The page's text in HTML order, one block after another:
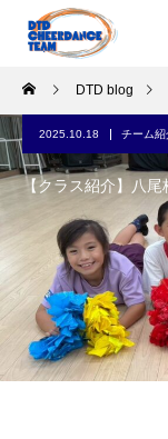
DTD blog
2025.10.18 チーム紹
【クラス紹介】八尾